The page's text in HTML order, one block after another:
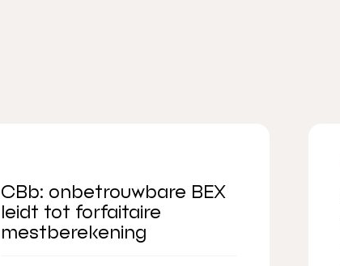
CBb: onbetrouwbare BEX
leidt tot forfaitaire
mestberekening